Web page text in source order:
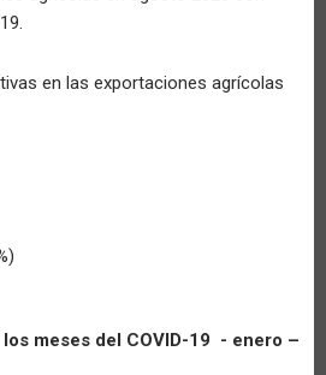
en las exportaciones agrícolas
meses del COVID-19 - enero –